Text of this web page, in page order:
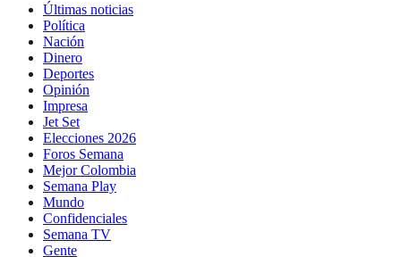
Últimas noticias
Política
Nación
Dinero
Deportes
Opinión
Impresa
Jet Set
Elecciones 2026
Foros Semana
Mejor Colombia
Semana Play
Mundo
Confidenciales
Semana TV
Gente